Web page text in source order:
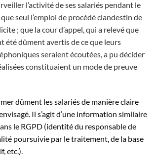
l’activité de ses salariés pendant le
seul l’emploi de procédé clandestin de
; que la cour d’appel, qui a relevé que
été dûment avertis de ce que leurs
seraient écoutées, a pu décider
constituaient un mode de preuve
dûment les salariés de manière claire
Il s’agit d’une information similaire
le RGPD (identité du responsable de
poursuivie par le traitement, de la base
etc.).